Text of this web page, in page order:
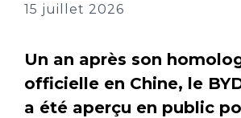
15 juillet 2026
Un an après son
officielle en Chine, le
a été aperçu en public